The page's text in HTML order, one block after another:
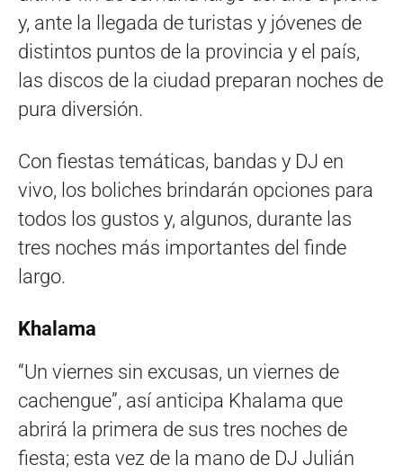
y, ante la llegada de turistas y jóvenes de
distintos puntos de la provincia y el país,
las discos de la ciudad preparan noches de
pura diversión.
Con fiestas temáticas, bandas y DJ en
vivo, los boliches brindarán opciones para
todos los gustos y, algunos, durante las
tres noches más importantes del finde
largo.
Khalama
“Un viernes sin excusas, un viernes de
cachengue”, así anticipa Khalama que
abrirá la primera de sus tres noches de
fiesta; esta vez de la mano de DJ Julián